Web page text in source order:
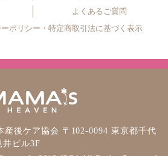
よくあるご質問
ポリシー ・ 特定商取引法に基づく表示
産後ケア協会 〒102-0094 東京都千代
井ビル3F